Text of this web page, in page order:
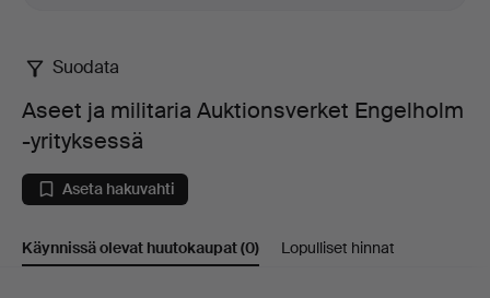
Aseet
ja
militaria
Auktionsverket
Suodata
Aseet ja militaria Auktionsverket Engelholm
-yrityksessä
Aseta hakuvahti
Käynnissä olevat huutokaupat(0) Lopulliset hinnat